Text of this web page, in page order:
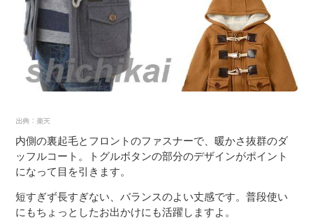
内側の裏起毛とフロントのファスナーで、暖かさ抜群のダ
ッフルコート。トグルボタンの部分のデザインがポイント
になって目を引きます。
短すぎず長すぎない、バランスのよい丈感です。普段使い
にもちょっとしたお出かけにも活躍しますよ。